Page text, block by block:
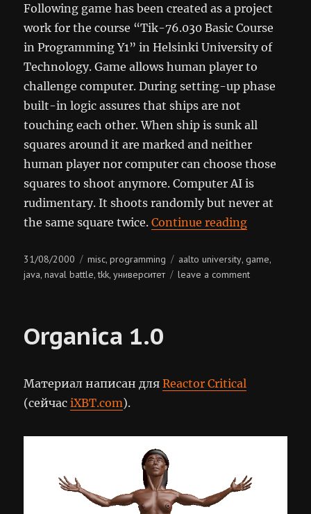
Following game has been created as a project
work for the course “Tik-76.030 Basic Course
in Programming Y1” in Helsinki University of
Technology. Game allows human player to
challenge computer. During setting-up phase
built-in logic assures that ships are not
touching each other. When ship is sunk all
squares around it are marked and neither
human player nor computer can choose those
squares to shoot anymore. Computer AI is
rudimentary. It shoots randomly but never at
the same square twice.Continue reading“Naval
Posted
on
31/08/2000 Categories
misc,programming Tags
aalto university,game,
java,naval battle,tkk,университет leave a commenton
Organica 1.0
Материал написан дляReactor Critical
(сейчасiXBT.com).